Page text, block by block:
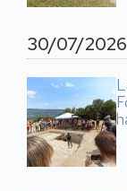
30/07/2026